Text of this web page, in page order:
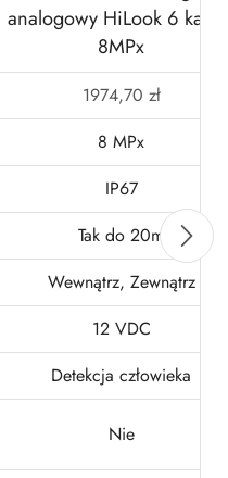
analogowy HiLook 6
8MPx
1974,70 zł
8 MPx
IP67
Tak do 20m
Wewnątrz, Zewnątrz
12 VDC
Detekcja człowieka
Nie